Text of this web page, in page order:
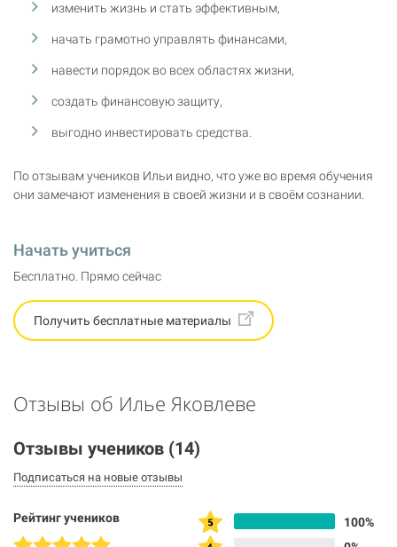
изменить жизнь и стать эффективным,
начать грамотно управлять финансами,
навести порядок во всех областях жизни,
создать финансовую защиту,
выгодно инвестировать средства.
По отзывам учеников Ильи видно, что уже во время обучения
они замечают изменения в своей жизни и в своём сознании.
Начать учиться
Бесплатно. Прямо сейчас
Получить бесплатные материалы
Отзывы об Илье Яковлеве
Отзывы учеников (14)
Подписаться на новые отзывы
Рейтинг учеников
100%